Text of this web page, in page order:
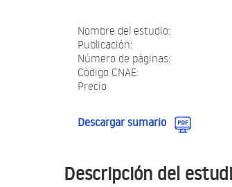
Nombre del estudio:
Publicación:
Número de páginas:
Código CNAE:
Precio
Descargar sumario
Descripción del